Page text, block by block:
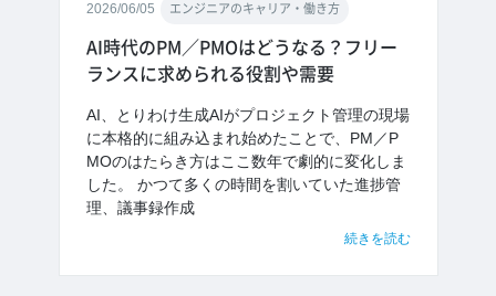
2026/06/05 エンジニアのキャリア・働き方
AI時代のPM／PMOはどうなる？フリー
ランスに求められる役割や需要
AI、とりわけ生成AIがプロジェクト管理の現場
に本格的に組み込まれ始めたことで、PM／P
MOのはたらき方はここ数年で劇的に変化しま
した。 かつて多くの時間を割いていた進捗管
理、議事録作成
続きを読む